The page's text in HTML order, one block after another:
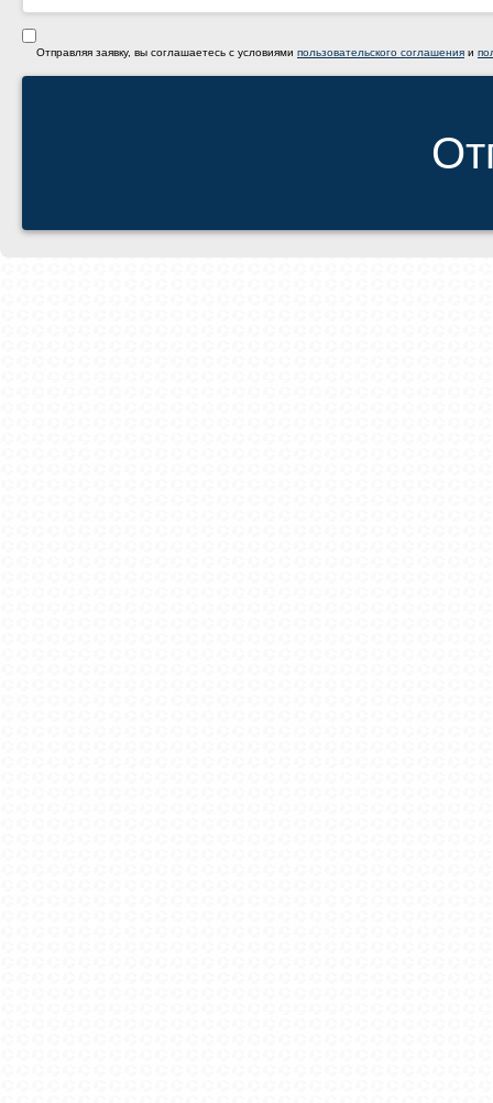
Отправляя заявку, вы соглашаетесь с условиями пользовательского соглашения и